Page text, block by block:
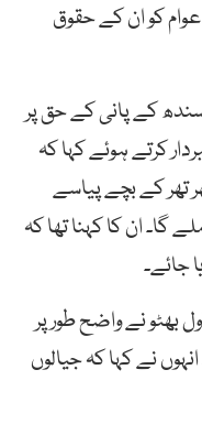
کو ان کے حقوق
سندھ کے پانی کے حق پر
کرتے ہوئے کہا کہ
تھر کے بچے پیاسے
گا۔ ان کا کہنا تھا کہ
جائے۔
بھٹو نے واضح طور پر
نے کہا کہ جیالوں